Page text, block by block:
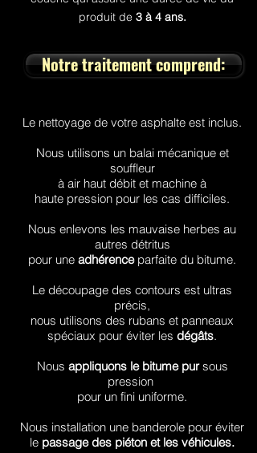
produit de 3 à 4 ans.
Notre traitement comprend:
Le nettoyage de votre asphalte est inclus.
Nous utilisons un balai mécanique et
souffleur
à air haut débit et machine à
haute pression pour les cas difficiles.
Nous enlevons les mauvaise herbes au
autres détritus
pour une adhérenceparfaite du bitume.
Le découpage des contours est ultras
précis,
nous utilisons des rubans et panneaux
spéciaux pour éviter les dégâts.
Nous appliquons le bitume pursous
pression
pour un fini uniforme.
Nous installation une banderole pour éviter
le passage des piéton et les véhicules.